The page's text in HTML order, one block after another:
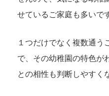
せているご家庭も多いで
１つだけでなく複数通う
で、その幼稚園の特色が
との相性も判断しやすく